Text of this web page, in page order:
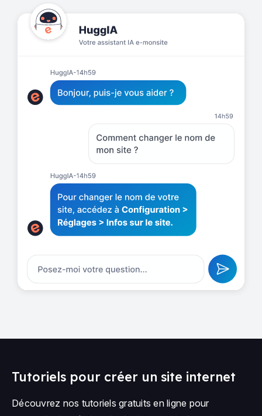
Tutoriels pour créer un site internet
Découvrez nos tutoriels gratuits en ligne pour